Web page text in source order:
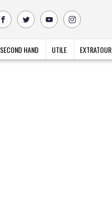
SECOND HAND UTILE EXTRATOUR